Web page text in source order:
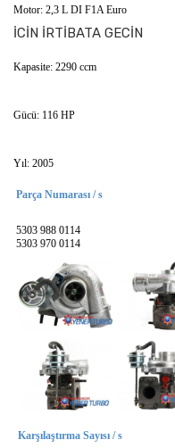
Motor: 2,3 L DI F1A
İCİN İRTİBATA GECİN
Kapasite:
Gücü:
Yıl:
Parça Numarası / s
5303 988 0114
5303 970 0114
Karşılaştırma Sayısı / s